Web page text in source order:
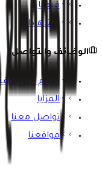
قيمنا
الشهادات
الوظائف والتواصل
انضم إلى فريقنا
المزايا
تواصل معنا
مواقعنا